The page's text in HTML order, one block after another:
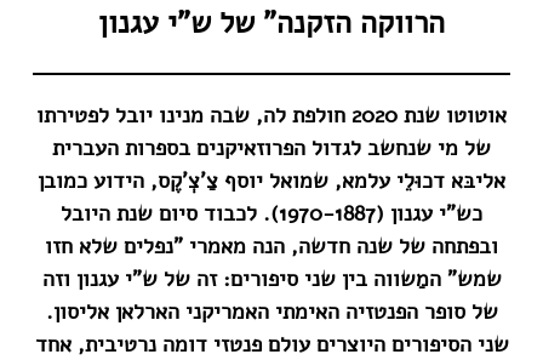
הרווקה הזקנה" של ש"י עגנון
אוטוטו שנת 2020 חולפת לה, שבה מנינו יובל לפטירתו
של מי שנחשב לגדול הפרוזאיקנים בספרות העברית
אליבּא דכוּלֵי עלמא, שמואל יוסף צַ'צְ'קֶס, הידוע כמובן
כש"י עגנון (1970-1887). לכבוד סיום שנת היובל
ובפתחה של שנה חדשה, הנה מאמרי "נפלים שלא חזו
שמש" המַשווה בין שני סיפורים: זה של ש"י עגנון וזה
של סופר הפנטזיה האימתי האמריקני הארלאן אליסון.
שני הסיפורים היוצרים עולם פנטזי דומה נרטיבית, אחד